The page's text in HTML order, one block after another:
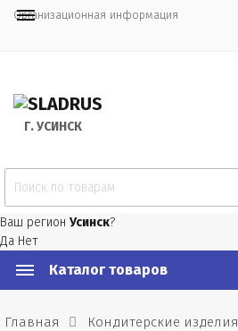
Организационная информация
Г. УСИНСК
Ваш регион Усинск?
Да Нет
Каталог товаров
Главная Кондитерские изделия